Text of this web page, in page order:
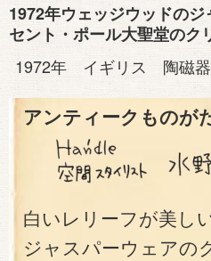
1972年ウェッジウッドの
セント・ポール大聖堂のク
1972年 イギリス 陶磁器
アンティークものが
白いレリーフが美し
ジャスパーウェアの